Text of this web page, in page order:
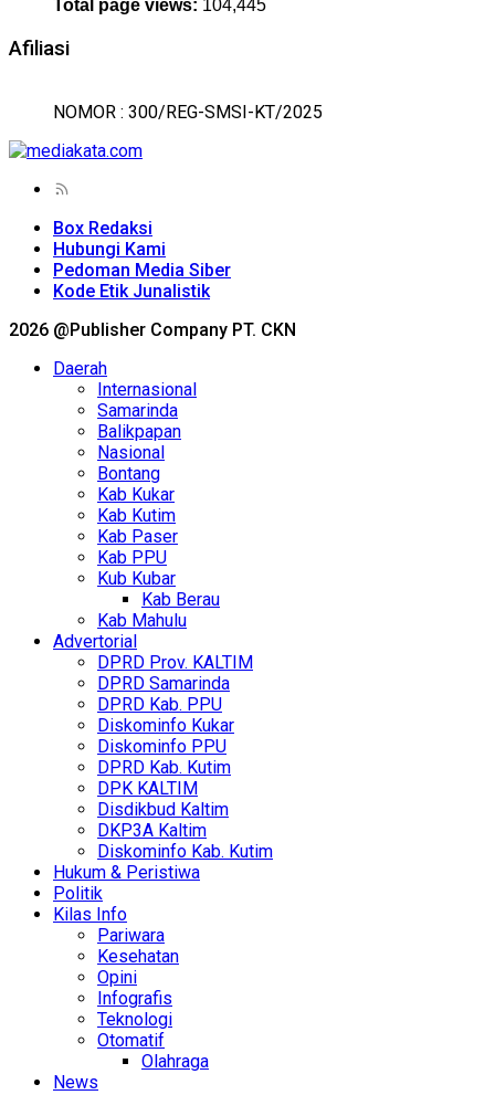
Total page views: 104,445
Afiliasi
NOMOR : 300/REG-SMSI-KT/2025
Box Redaksi
Hubungi Kami
Pedoman Media Siber
Kode Etik Junalistik
2026 @Publisher Company PT. CKN
Daerah
Internasional
Samarinda
Balikpapan
Nasional
Bontang
Kab Kukar
Kab Kutim
Kab Paser
Kab PPU
Kub Kubar
Kab Berau
Kab Mahulu
Advertorial
DPRD Prov. KALTIM
DPRD Samarinda
DPRD Kab. PPU
Diskominfo Kukar
Diskominfo PPU
DPRD Kab. Kutim
DPK KALTIM
Disdikbud Kaltim
DKP3A Kaltim
Diskominfo Kab. Kutim
Hukum & Peristiwa
Politik
Kilas Info
Pariwara
Kesehatan
Opini
Infografis
Teknologi
Otomatif
Olahraga
News